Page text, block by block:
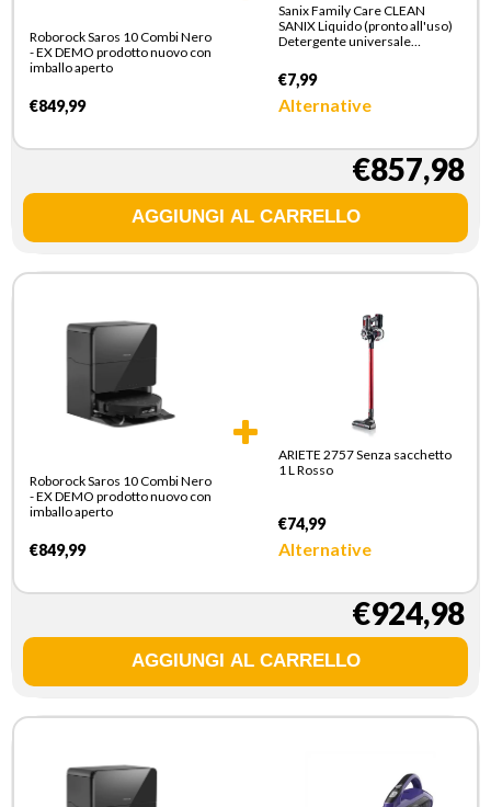
Roborock Saros 10 Combi Nero
- EX DEMO prodotto nuovo con
imballo aperto
€849,99
Sanix Family Care CLEAN
SANIX Liquido (pronto all'uso)
Detergente universale
€7,99
Alternative
€857,98
Roborock Saros 10 Combi Nero
- EX DEMO prodotto nuovo con
imballo aperto
€849,99
ARIETE 2757 Senza sacchetto
1 L Rosso
€74,99
Alternative
€924,98